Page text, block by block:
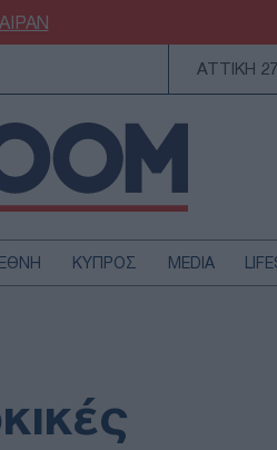
ΙΡΑΝ
ΑΤΤΙΚΗ
ΚΥΠΡΟΣ MEDIA